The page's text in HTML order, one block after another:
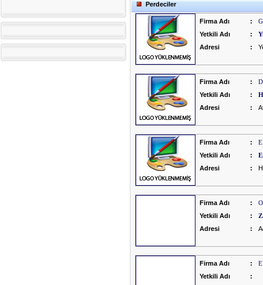
Perdeciler
Firma Adı :
Yetkili Adı
:
Adresi
:
Firma Adı :
Yetkili Adı
:
Adresi
:
Firma Adı :
Yetkili Adı
:
Adresi
:
Firma Adı :
Yetkili Adı
:
Adresi
:
Firma Adı :
Yetkili Adı
: